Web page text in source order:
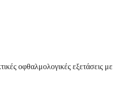
οφθαλμολογικές εξετάσεις με